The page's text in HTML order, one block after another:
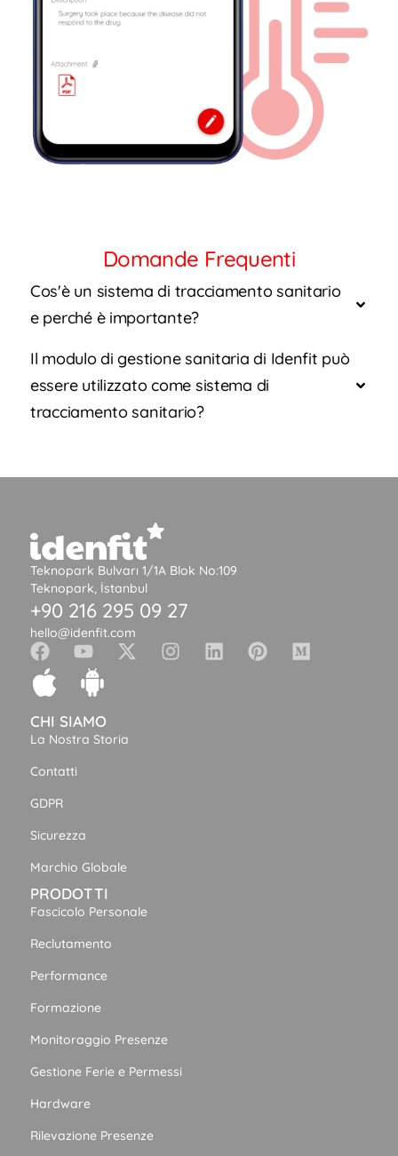
Domande Frequenti
Cos'è un sistema di tracciamento sanitario
e perché è importante?
Il modulo di gestione sanitaria di Idenfit può
essere utilizzato come sistema di
tracciamento sanitario?
Teknopark Bulvarı 1/1A Blok No:109
Teknopark, İstanbul
+90 216 295 09 27
hello@idenfit.com
CHI SIAMO
La Nostra Storia
Contatti
GDPR
Sicurezza
Marchio Globale
PRODOTTI
Fascicolo Personale
Reclutamento
Performance
Formazione
Monitoraggio Presenze
Gestione Ferie e Permessi
Hardware
Rilevazione Presenze